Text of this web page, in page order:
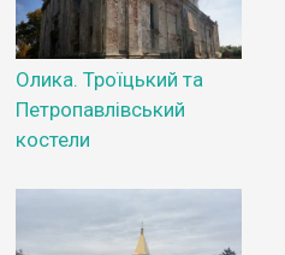
Олика. Троїцький та
Петропавлівський
костели